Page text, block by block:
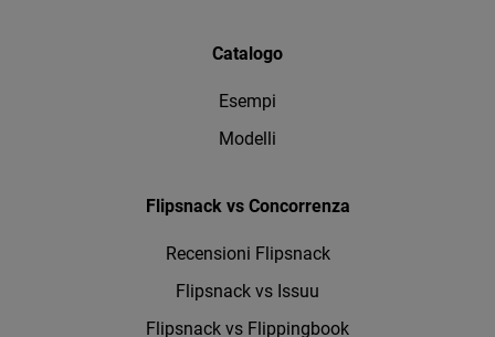
Catalogo
Esempi
Modelli
Flipsnack vs Concorrenza
Recensioni Flipsnack
Flipsnack vs Issuu
Flipsnack vs Flippingbook